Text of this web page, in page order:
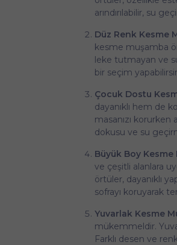
arındırılabilir, su
Düz Renk Kesme
kesme muşamba
leke tutmayan ve
bir seçim
Çocuk Dostu
dayanıklı hem de
masanızı
dokusu ve su
Büyük Boy
ve çeşitli alanlara
örtüler, dayanıklı
sofrayı koruyarak
Yuvarlak Kesme
mükemmeldir.
Farklı desen ve